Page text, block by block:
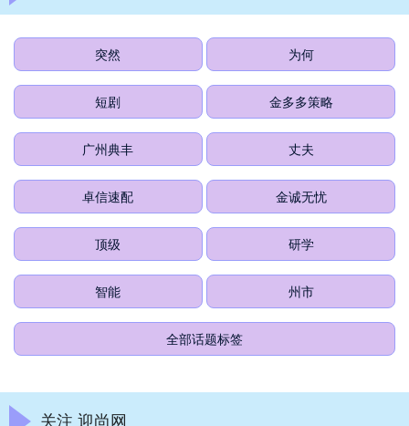
突然 为何
短剧 金多多策略
广州典丰 丈夫
卓信速配 金诚无忧
顶级 研学
智能 州市
全部话题标签
关注 迎尚网